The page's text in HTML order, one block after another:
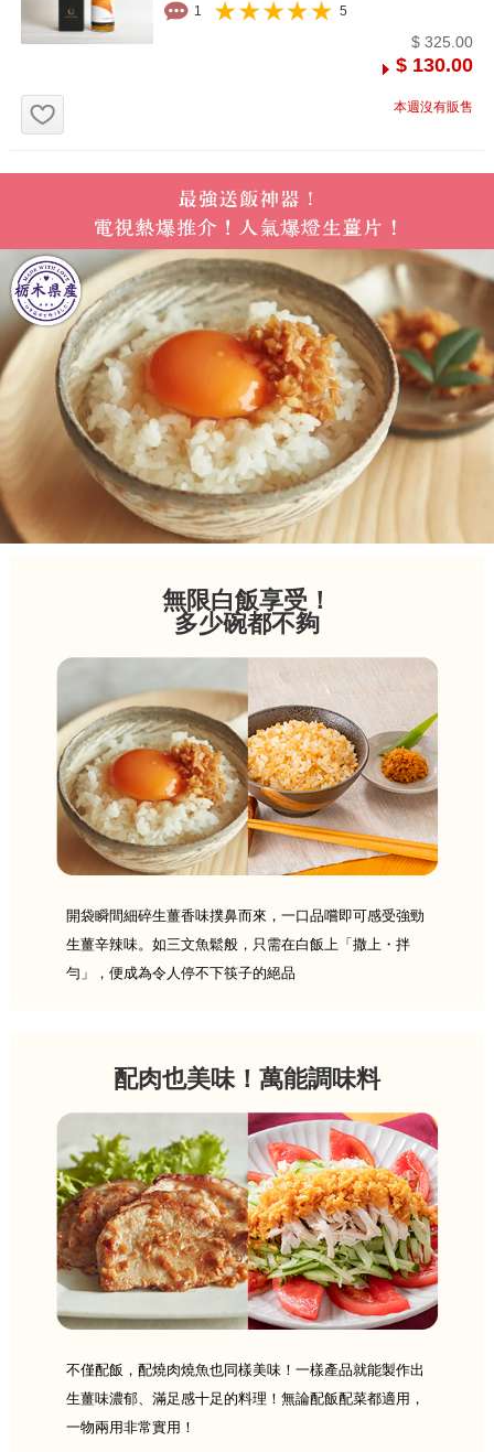
1 5
$ 325.00
$ 130.00
無限白飯享受！
多少碗都不夠
開袋瞬間細碎生薑香味撲鼻而來，一口品嚐即可感受強勁
生薑辛辣味。如三文魚鬆般，只需在白飯上「撒上・拌
勻」，便成為令人停不下筷子的絕品
配肉也美味！萬能調味料
不僅配飯，配燒肉燒魚也同樣美味！一樣產品就能製作出
生薑味濃郁、滿足感十足的料理！無論配飯配菜都適用，
一物兩用非常實用！